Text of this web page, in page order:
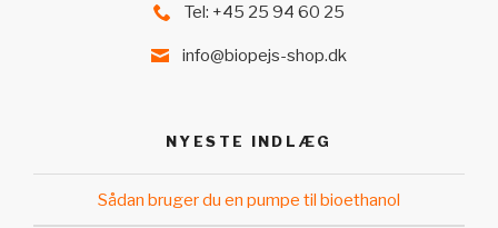
Tel: +45 25 94 60 25
info@biopejs-shop.dk
NYESTE INDLÆG
Sådan bruger du en pumpe til bioethanol